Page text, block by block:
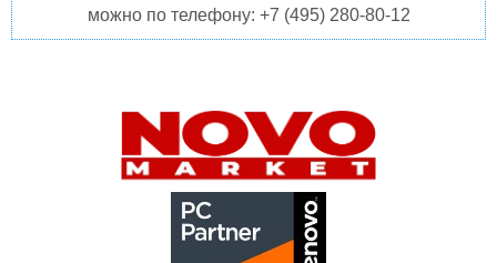
можно по телефону: +7 (495) 280-80-12